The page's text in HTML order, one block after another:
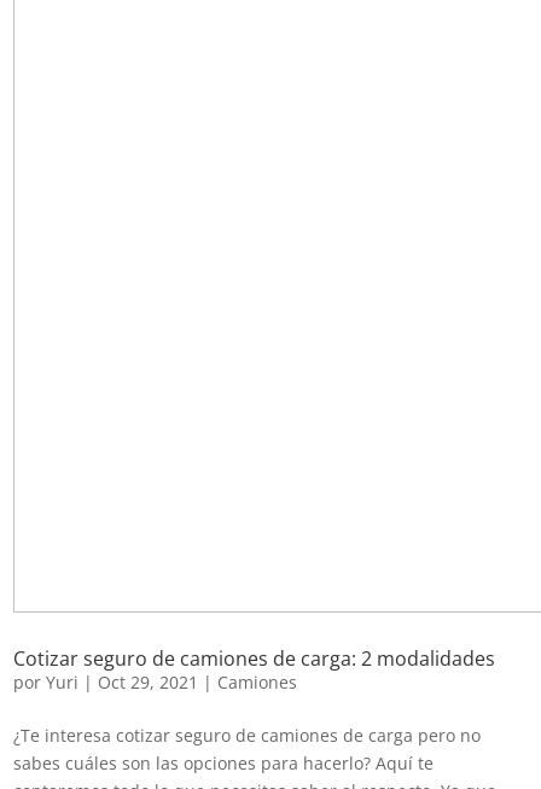
Cotizar seguro de camiones de carga: 2 modalidades
porYuri | Oct 29, 2021 | Camiones
¿Te interesa cotizar seguro de camiones de carga pero no
sabes cuáles son las opciones para hacerlo? Aquí te